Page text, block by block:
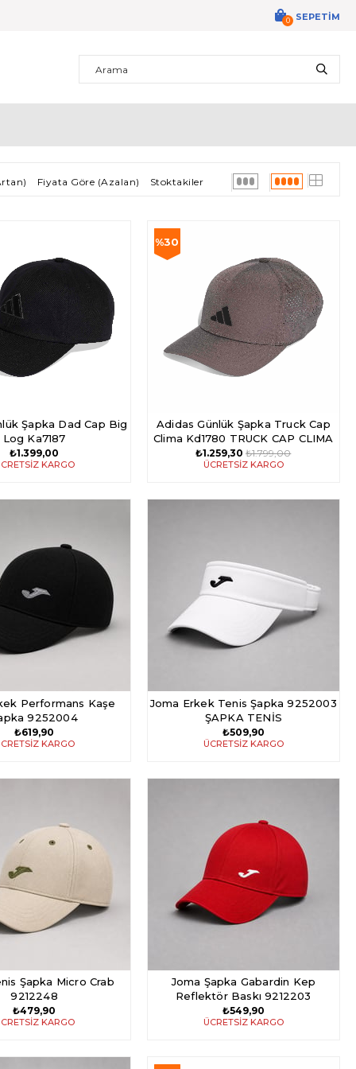
SEPETIM
0
Fiyata Göre (Azalan) Stoktakiler
Şapka Dad Cap Big
Log Ka7187
₺1.399,00
KARGO
Adidas Günlük Şapka Truck Cap
Clima Kd1780 TRUCK CAP CLIMA
₺1.259,30 ₺1.799,00
%30
%30İndirim
ÜCRETSIZ KARGO
Performans Kaşe
9252004
₺619,90
KARGO
Joma Erkek Tenis Şapka 9252003
ŞAPKA TENİS
₺509,90
ÜCRETSIZ KARGO
Şapka Micro Crab
9212248
₺479,90
KARGO
Joma Şapka Gabardin Kep
Reflektör Baskı 9212203
₺549,90
ÜCRETSIZ KARGO